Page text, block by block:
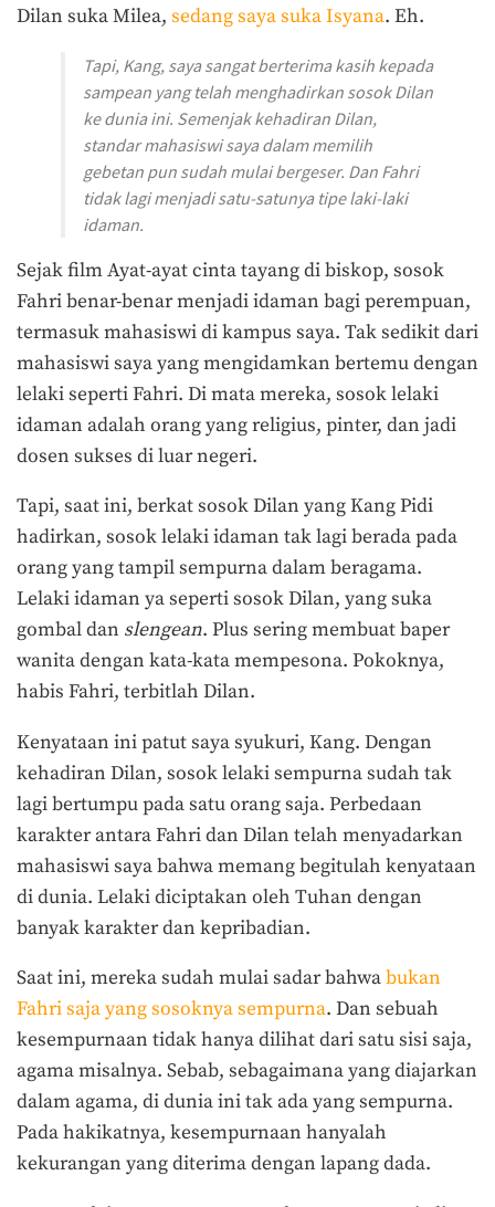
Dilan suka Milea, sedang saya suka Isyana. Eh.
Tapi, Kang, saya sangat berterima kasih kepada
sampean yang telah menghadirkan sosok Dilan
ke dunia ini. Semenjak kehadiran Dilan,
standar mahasiswi saya dalam memilih
gebetan pun sudah mulai bergeser. Dan Fahri
tidak lagi menjadi satu-satunya tipe laki-laki
idaman.
Sejak film Ayat-ayat cinta tayang di biskop, sosok
Fahri benar-benar menjadi idaman bagi perempuan,
termasuk mahasiswi di kampus saya. Tak sedikit dari
mahasiswi saya yang mengidamkan bertemu dengan
lelaki seperti Fahri. Di mata mereka, sosok lelaki
idaman adalah orang yang religius, pinter, dan jadi
dosen sukses di luar negeri.
Tapi, saat ini, berkat sosok Dilan yang Kang Pidi
hadirkan, sosok lelaki idaman tak lagi berada pada
orang yang tampil sempurna dalam beragama.
Lelaki idaman ya seperti sosok Dilan, yang suka
gombal dan slengean. Plus sering membuat baper
wanita dengan kata-kata mempesona. Pokoknya,
habis Fahri, terbitlah Dilan.
Kenyataan ini patut saya syukuri, Kang. Dengan
kehadiran Dilan, sosok lelaki sempurna sudah tak
lagi bertumpu pada satu orang saja. Perbedaan
karakter antara Fahri dan Dilan telah menyadarkan
mahasiswi saya bahwa memang begitulah kenyataan
di dunia. Lelaki diciptakan oleh Tuhan dengan
banyak karakter dan kepribadian.
Saat ini, mereka sudah mulai sadar bahwabukan
Fahri saja yang sosoknya sempurna. Dan sebuah
kesempurnaan tidak hanya dilihat dari satu sisi saja,
agama misalnya. Sebab, sebagaimana yang diajarkan
dalam agama, di dunia ini tak ada yang sempurna.
Pada hakikatnya, kesempurnaan hanyalah
kekurangan yang diterima dengan lapang dada.